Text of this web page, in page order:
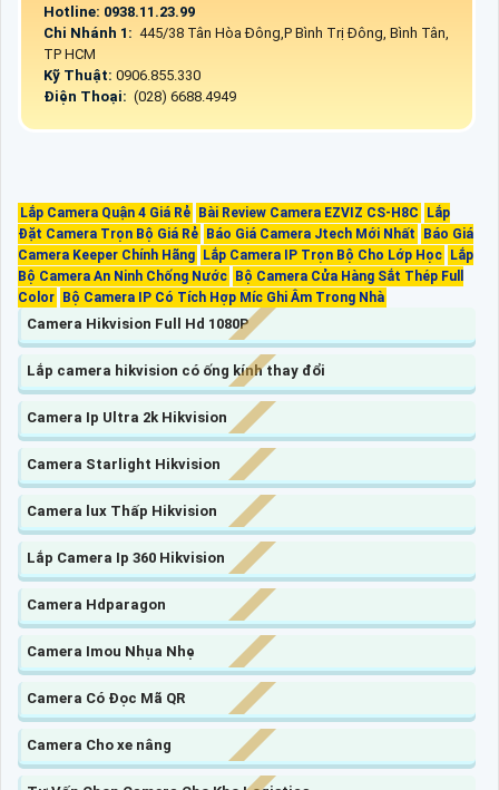
Hotline: 0938.11.23.99
Chi Nhánh 1: 445/38 Tân Hòa Đông,P Bình Trị Đông, Bình Tân,
TP HCM
Kỹ Thuật: 0906.855.330
Điện Thoại: (028) 6688.4949
Lắp Camera Quận 4 Giá Rẻ Bài Review Camera EZVIZ CS-H8C
Lắp
Đặt Camera Trọn Bộ Giá Rẻ Báo Giá Camera Jtech Mới Nhất
Báo Giá
Camera Keeper Chính Hãng Lắp Camera IP Trọn Bộ Cho Lớp Học Lắp
Bộ Camera An Ninh Chống Nước Bộ Camera Cửa Hàng Sắt Thép Full
Color Bộ Camera IP Có Tích Hợp Míc Ghi Âm Trong Nhà
Camera Hikvision Full Hd 1080P
Lắp camera hikvision có ống kính thay đổi
Camera Ip Ultra 2k Hikvision
Camera Starlight Hikvision
Camera lux Thấp Hikvision
Lắp Camera Ip 360 Hikvision
Camera Hdparagon
Camera Imou Nhụa Nhẹ
Camera Có Đọc Mã QR
Camera Cho xe nâng